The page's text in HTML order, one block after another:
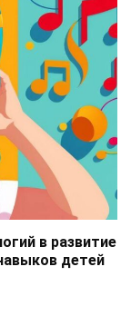
в развитие
детей